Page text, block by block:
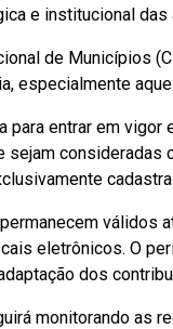
e institucional
de Municípios
especialmente
para entrar em vigor
consideradas
permanecem
eletrônicos. O
dos
monitorando as